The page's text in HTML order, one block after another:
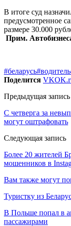
В итоге суд
предусмотренное
размере 30.000
Прим.
#беларусь
Поделится VK
Предыдущая запись
С четверга за
могут оштрафовать
Следующая запись
Более 20 жителей
мошенников в
Вам также могут
Туристку из
В Польше попал в
пассажирами